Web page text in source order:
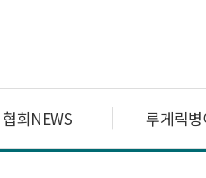
협회NEWS 루게릭